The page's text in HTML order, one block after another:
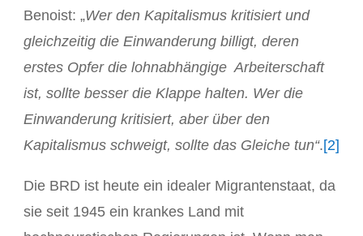
Benoist: „Wer den Kapitalismus kritisiert und
gleichzeitig die Einwanderung billigt, deren
erstes Opfer die lohnabhängige Arbeiterschaft
ist, sollte besser die Klappe halten. Wer die
Einwanderung kritisiert, aber über den
Kapitalismus schweigt, sollte das Gleiche tun“.[2]
Die BRD ist heute ein idealer Migrantenstaat, da
sie seit 1945 ein krankes Land mit